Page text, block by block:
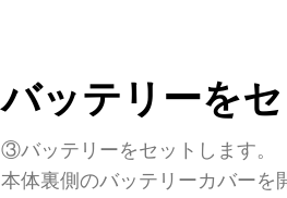
バッテリーを
③バッテリーをセットします。
本体裏側のバッテリーカバーを